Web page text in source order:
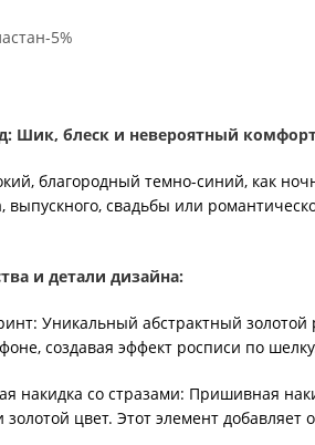
5%
Шик, блеск и невероятный
благородный темно-синий, как
выпускного, свадьбы или
и детали дизайна:
Уникальный абстрактный золотой
создавая эффект росписи по
накидка со стразами: Пришивная
цвет. Этот элемент